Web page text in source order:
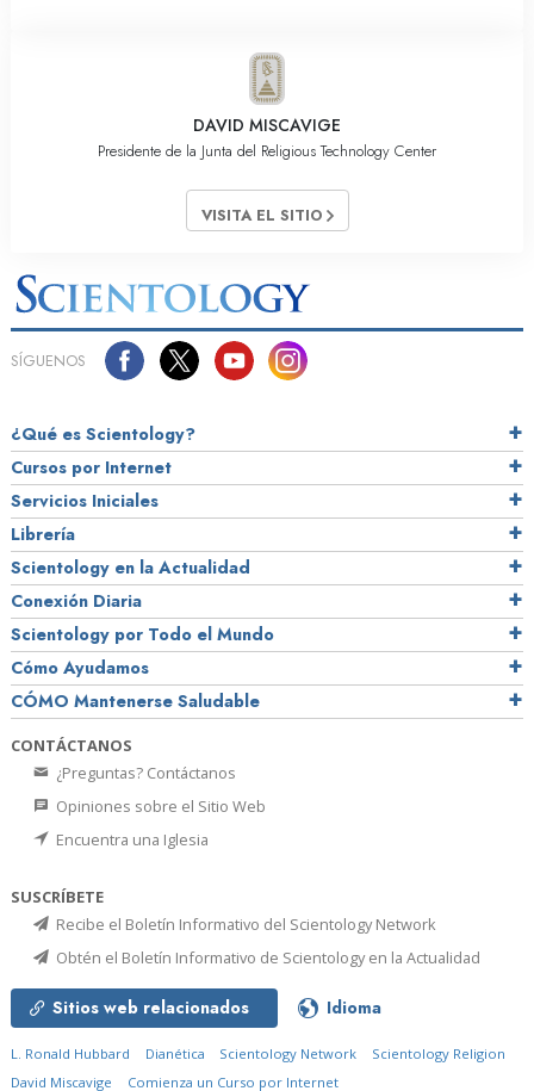
DAVID MISCAVIGE
Presidente de la Junta del Religious Technology Center
VISITA EL SITIO
SÍGUENOS
¿Qué es Scientology?
Cursos por Internet
Servicios Iniciales
Librería
Scientology en la Actualidad
Conexión Diaria
Scientology por Todo el Mundo
Cómo Ayudamos
CÓMO Mantenerse Saludable
CONTÁCTANOS
¿Preguntas? Contáctanos
Opiniones sobre el Sitio Web
Encuentra una Iglesia
SUSCRÍBETE
Recibe el Boletín Informativo del Scientology Network
Obtén el Boletín Informativo de Scientology en la Actualidad
Sitios web relacionados Idioma
L. Ronald Hubbard Dianética Scientology Network
Scientology Religion
David Miscavige
Comienza un Curso por Internet